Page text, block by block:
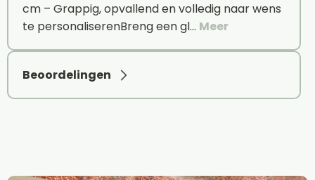
cm – Grappig, opvallend en volledig naar wens
te personaliserenBreng een gl… Meer
Beoordelingen